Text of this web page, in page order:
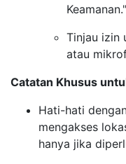
Keamanan."
Tinjau izin
atau
Catatan Khusus
Hati-hati
mengakses
hanya jika